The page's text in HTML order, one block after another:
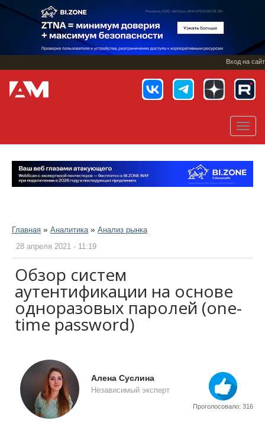
Перейти
основному
Вход на сайт
Главная » Аналитика » Анализ рынка
28 апреля 2021 - 11:19
Обзор систем
аутентификации на основе
одноразовых паролей (one-
time password)
Алена Суслина
Независимый эксперт
Проголосовало: 316